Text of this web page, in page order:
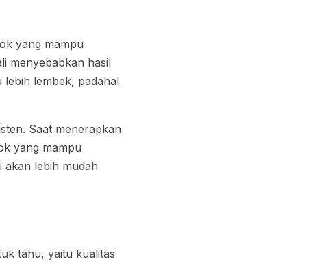
yang mampu
menyebabkan hasil
lembek, padahal
Saat menerapkan
yang mampu
akan lebih mudah
tahu, yaitu kualitas